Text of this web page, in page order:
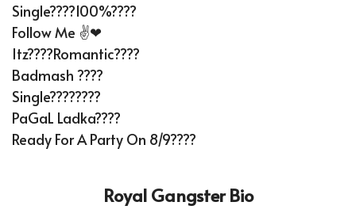
Single????100%????
Follow Me ✌❤
Itz????Romantic????
Badmash ????
Single????????
PaGaL Ladka????
Ready For A Party On 8/9????
Royal Gangster Bio